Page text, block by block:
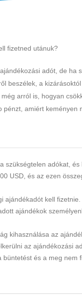
fizetned utánuk?
adót, de ha
beszélek, a
arról is, hogyan
amiért keményen
adókat,
USD, és az ezen
ajándékadót kell fizetnie.
ajándékok
kihasználása az
az ajándékozási
és a meg nem